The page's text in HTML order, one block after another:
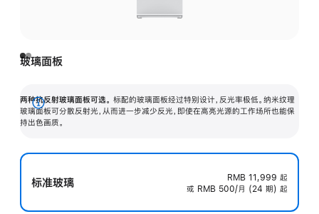
玻璃面板
两种抗反射玻璃面板可选。 标配的玻璃面板经过特别设计，反光率极低。纳米纹理
玻璃面板可分散反射光，从而进一步减少反光，即使在高亮光源的工作场所也能保
持出色画质。
展
开
标准玻璃 RMB 11,999 起
或 RMB 500/月 (24 期) 起